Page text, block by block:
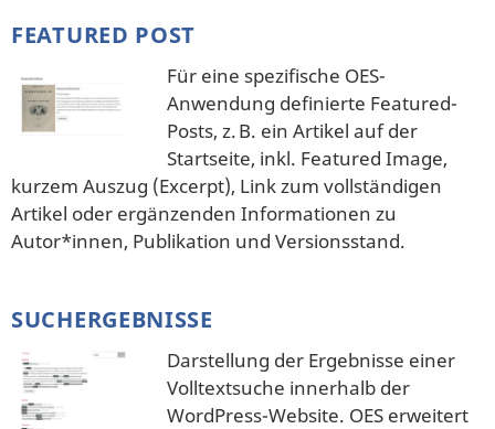
FEATURED POST
Für eine spezifische OES-
Anwendung definierte Featured-
Posts, z. B. ein Artikel auf der
Startseite, inkl. Featured Image,
kurzem Auszug (Excerpt), Link zum vollständigen
Artikel oder ergänzenden Informationen zu
Autor*innen, Publikation und Versionsstand.
SUCHERGEBNISSE
Darstellung der Ergebnisse einer
Volltextsuche innerhalb der
WordPress-Website. OES erweitert